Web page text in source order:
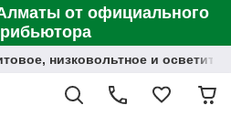
от официального
низковольтное и